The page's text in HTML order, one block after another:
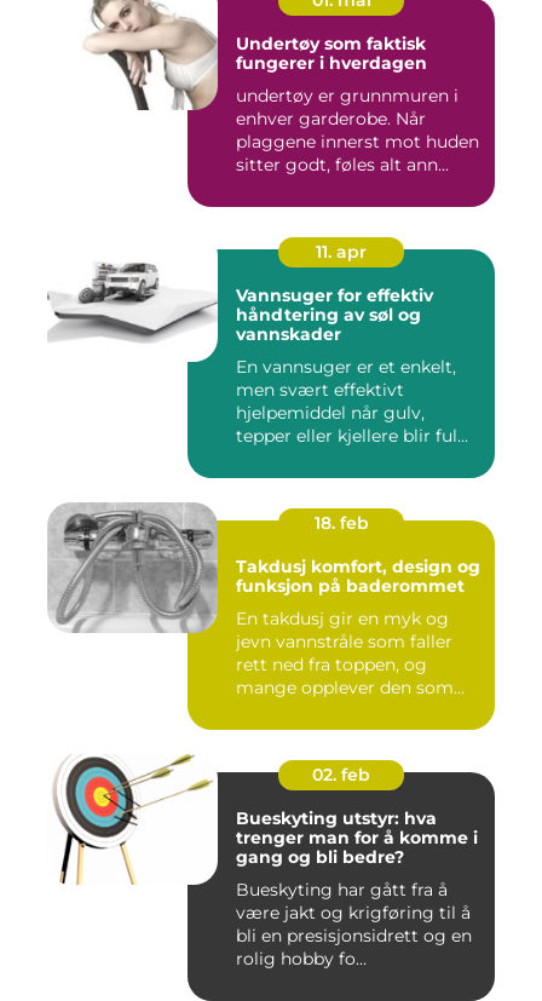
Undertøy som faktisk
fungerer i hverdagen
undertøy er grunnmuren i
enhver garderobe. Når
plaggene innerst mot huden
sitter godt, føles alt ann...
11. apr
Vannsuger for effektiv
håndtering av søl og
vannskader
En vannsuger er et enkelt,
men svært effektivt
hjelpemiddel når gulv,
tepper eller kjellere blir ful...
18. feb
Takdusj komfort, design og
funksjon på baderommet
En takdusj gir en myk og
jevn vannstråle som faller
rett ned fra toppen, og
mange opplever den som
02. feb
Bueskyting utstyr: hva
trenger man for å komme i
gang og bli bedre?
Bueskyting har gått fra å
være jakt og krigføring til å
bli en presisjonsidrett og en
rolig hobby fo...